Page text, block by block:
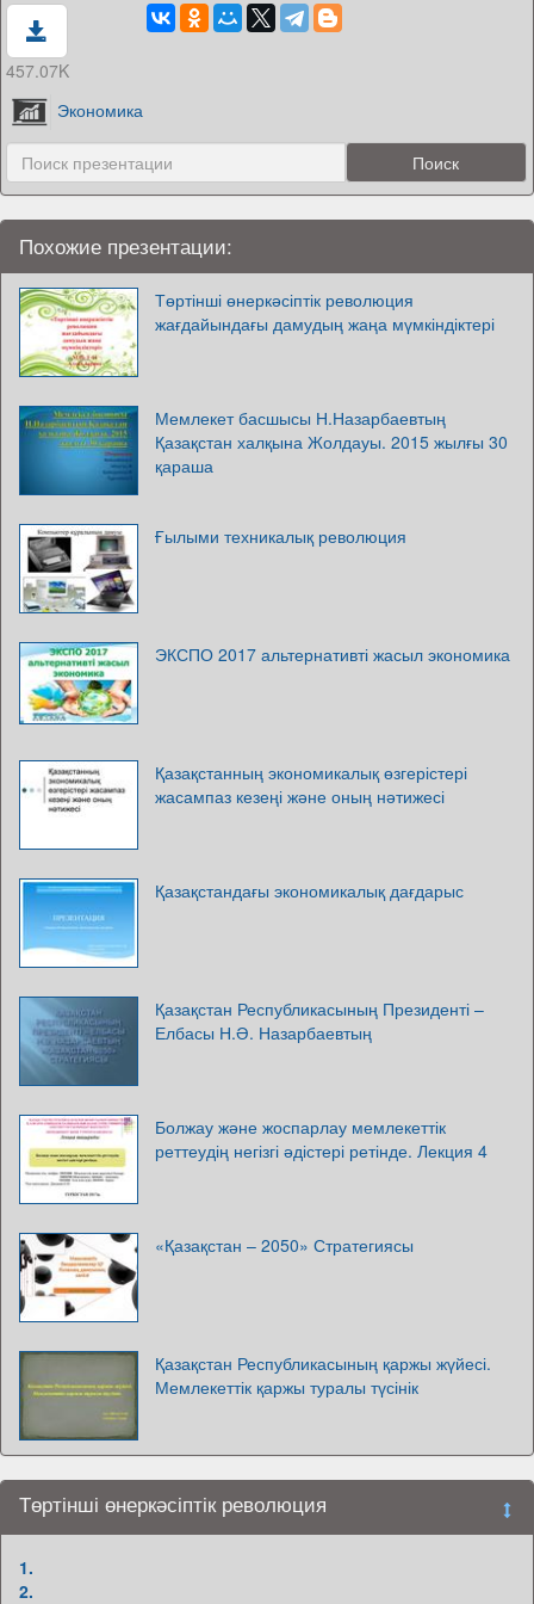
457.07K
Экономика
Похожие презентации:
Төртінші өнеркәсіптік революция
жағдайындағы дамудың жаңа мүмкіндіктері
Мемлекет басшысы Н.Назарбаевтың
Қазақстан халқына Жолдауы. 2015 жылғы 30
қараша
Ғылыми техникалық революция
ЭКСПО 2017 альтернативті жасыл экономика
Қазақстанның экономикалық өзгерістері
жасампаз кезеңі және оның нәтижесі
Қазақстандағы экономикалық дағдарыс
Қазақстан Республикасының Президенті –
Елбасы Н.Ә. Назарбаевтың
Болжау және жоспарлау мемлекеттік
реттеудің негізгі әдістері ретінде. Лекция 4
«Қазақстан – 2050» Стратегиясы
Қазақстан Республикасының қаржы жүйесі.
Мемлекеттік қаржы туралы түсінік
Төртінші өнеркәсіптік революция
1.
2.